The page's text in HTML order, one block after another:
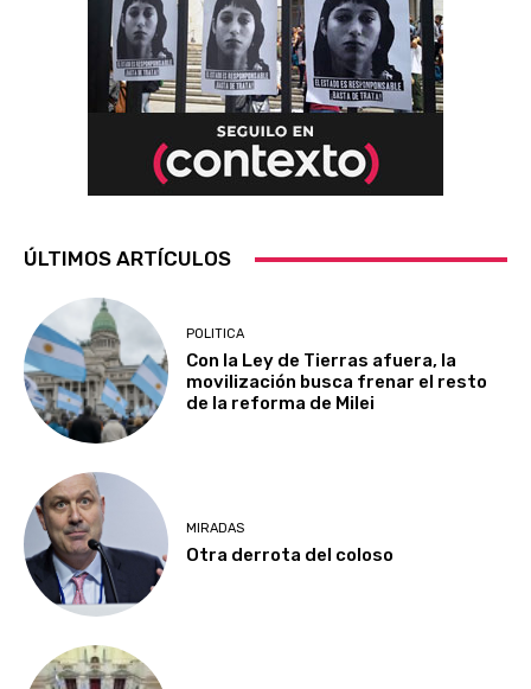
ÚLTIMOS ARTÍCULOS
POLITICA
Con la Ley de Tierras afuera, la
movilización busca frenar el resto
de la reforma de Milei
MIRADAS
Otra derrota del coloso